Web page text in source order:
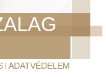
ADATVÉDELEM